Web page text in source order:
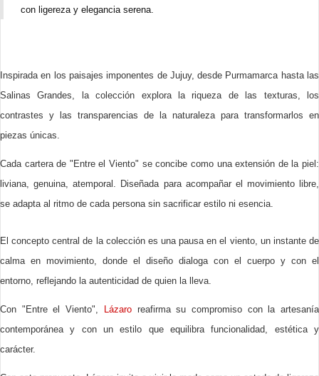
con ligereza y elegancia serena.
Inspirada en los paisajes imponentes de Jujuy, desde Purmamarca hasta las
Salinas Grandes, la colección explora la riqueza de las texturas, los
contrastes y las transparencias de la naturaleza para transformarlos en
piezas únicas.
Cada cartera de "Entre el Viento" se concibe como una extensión de la piel:
liviana, genuina, atemporal. Diseñada para acompañar el movimiento libre,
se adapta al ritmo de cada persona sin sacrificar estilo ni esencia.
El concepto central de la colección es una pausa en el viento, un instante de
calma en movimiento, donde el diseño dialoga con el cuerpo y con el
entorno, reflejando la autenticidad de quien la lleva.
Con "Entre el Viento", Lázaroreafirma su compromiso con la artesanía
contemporánea y con un estilo que equilibra funcionalidad, estética y
carácter.